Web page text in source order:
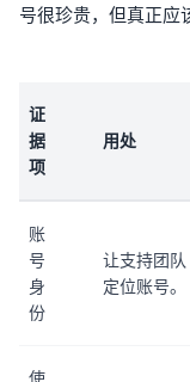
号很珍贵，但真正应
证
据
项
用处
账
号
身
份
让支持团队
定位账号。